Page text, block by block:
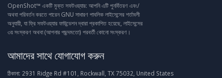
OpenShot™ একটি মুক্ত সফটওয়্যার: আপনি এটি পুনর্বিতরণ এবং/
অথবা পরিবর্তন করতে পারেন GNU সাধারণ পাবলিক লাইসেন্সের শর্তাবলী
অনুযায়ী, যা ফ্রি সফটওয়্যার ফাউন্ডেশন দ্বারা প্রকাশিত হয়েছে, লাইসেন্সের
৩য় সংস্করণ অথবা (আপনার পছন্দমতো) পরবর্তী কোনো সংস্করণ।
আমাদের সাথে যোগাযোগ করুন
ঠিকানা: 2931 Ridge Rd #101, Rockwall, TX 75032, United States